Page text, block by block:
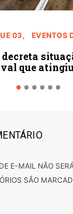
03 EVENTOS
que
E-MAIL NÃO
SÃO